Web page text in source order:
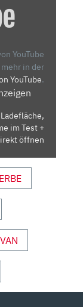
YouTube
in der
YouTube.
im Test +
öffnen
VAN